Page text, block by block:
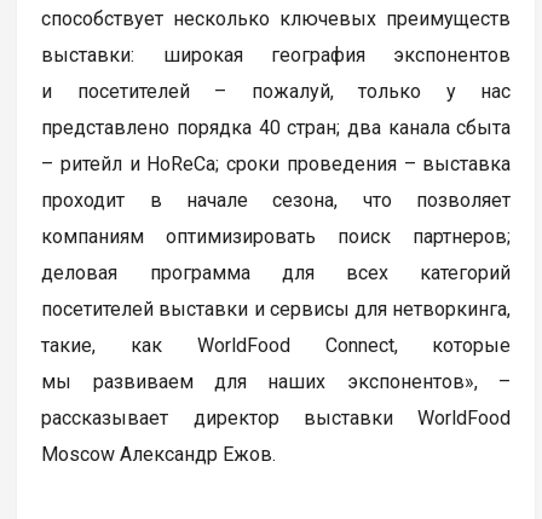
способствует несколько ключевых преимуществ
выставки: широкая география экспонентов
и посетителей – пожалуй, только у нас
представлено порядка 40 стран; два канала сбыта
– ритейл и HoReCa; сроки проведения – выставка
проходит в начале сезона, что позволяет
компаниям оптимизировать поиск партнеров;
деловая программа для всех категорий
посетителей выставки и сервисы для нетворкинга,
такие, как WorldFood Connect, которые
мы развиваем для наших экспонентов», –
рассказывает директор выставки WorldFood
Moscow Александр Ежов.